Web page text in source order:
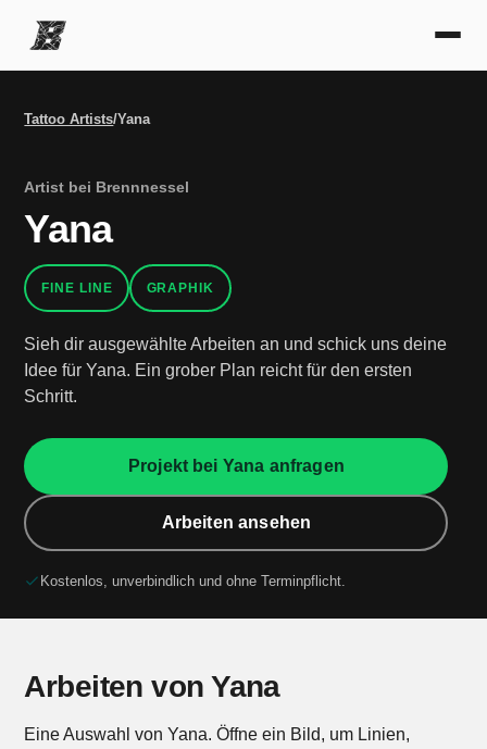
Tattoo Artists/Yana
Artist bei Brennnessel
Yana
FINE LINE GRAPHIK
Sieh dir ausgewählte Arbeiten an und schick uns deine
Idee für Yana. Ein grober Plan reicht für den ersten
Schritt.
Projekt bei Yana anfragen
Arbeiten ansehen
Kostenlos, unverbindlich und ohne Terminpflicht.
Arbeiten von Yana
Eine Auswahl von Yana. Öffne ein Bild, um Linien,